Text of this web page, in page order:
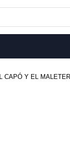
CAPÓ Y EL